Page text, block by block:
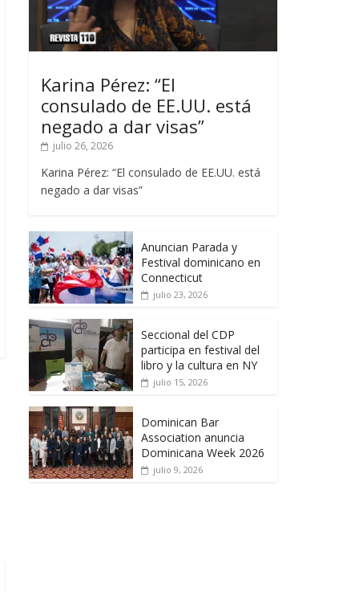
Karina Pérez: “El
consulado de EE.UU. está
negado a dar visas”
julio 26, 2026
Karina Pérez: “El consulado de EE.UU. está
negado a dar visas”
Anuncian Parada y
Festival dominicano en
Connecticut
julio 23, 2026
Seccional del CDP
participa en festival del
libro y la cultura en NY
julio 15, 2026
Dominican Bar
Association anuncia
Dominicana Week 2026
julio 9, 2026